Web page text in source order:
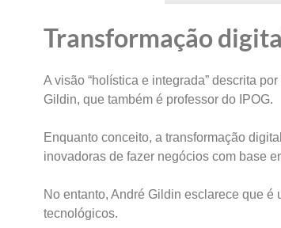
Transformação
A visão “holística e integrada” descrita
Gildin, que também é professor do IPOG.
Enquanto conceito, a transformação
inovadoras de fazer negócios com base
No entanto, André Gildin esclarece que
tecnológicos.